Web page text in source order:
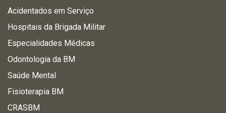
Acidentados em Serviço
Hospitais da Brigada Militar
Especialidades Médicas
Odontologia da BM
Saúde Mental
Fisioterapia BM
CRASBM